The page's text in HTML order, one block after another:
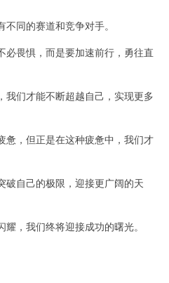
同的赛道和竞争对手。
畏惧，而是要加速前行，勇往直
们才能不断超越自己，实现更多
，但正是在这种疲惫中，我们才
自己的极限，迎接更广阔的天
，我们终将迎接成功的曙光。